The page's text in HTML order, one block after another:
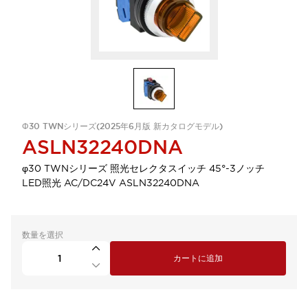
Φ30 TWNシリーズ(2025年6月版 新カタログモデル)
ASLN32240DNA
φ30 TWNシリーズ 照光セレクタスイッチ 45°-3ノッチ
LED照光 AC/DC24V ASLN32240DNA
数量を選択
カートに追加